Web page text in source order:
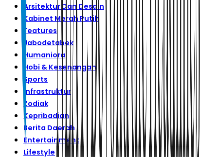
Arsitektur Dan Desain
Kabinet Merah Putih
Features
Jabodetabek
Humaniora
Hobi & Kesenangan
Sports
Infrastruktur
Zodiak
Kepribadian
Berita Daerah
Entertainment
Lifestyle